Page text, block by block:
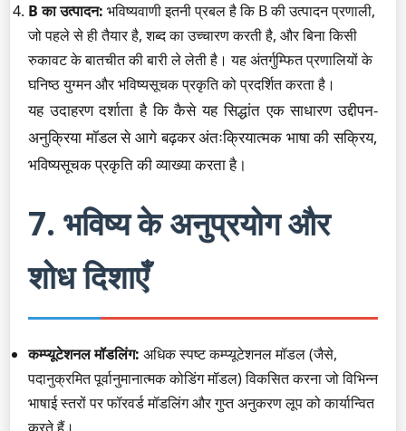
B का उत्पादन: भविष्यवाणी इतनी प्रबल है कि B की उत्पादन प्रणाली,
जो पहले से ही तैयार है, शब्द का उच्चारण करती है, और बिना किसी
रुकावट के बातचीत की बारी ले लेती है। यह अंतर्गुम्फित प्रणालियों के
घनिष्ठ युग्मन और भविष्यसूचक प्रकृति को प्रदर्शित करता है।
यह उदाहरण दर्शाता है कि कैसे यह सिद्धांत एक साधारण उद्दीपन-
अनुक्रिया मॉडल से आगे बढ़कर अंतःक्रियात्मक भाषा की सक्रिय,
भविष्यसूचक प्रकृति की व्याख्या करता है।
7. भविष्य के अनुप्रयोग और
शोध दिशाएँ
कम्प्यूटेशनल मॉडलिंग: अधिक स्पष्ट कम्प्यूटेशनल मॉडल (जैसे,
पदानुक्रमित पूर्वानुमानात्मक कोडिंग मॉडल) विकसित करना जो विभिन्न
भाषाई स्तरों पर फॉरवर्ड मॉडलिंग और गुप्त अनुकरण लूप को कार्यान्वित